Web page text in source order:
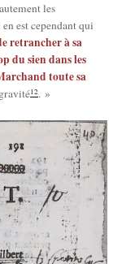
les
est cepen­dant qui
retran­cher à sa
du sien dans les
toute sa
12. »